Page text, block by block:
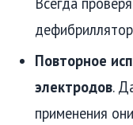
Повторное
электродов.
применения